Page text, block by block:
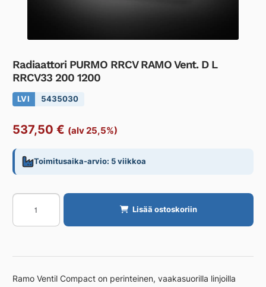
Radiaattori PURMO RRCV RAMO Vent. D L
RRCV33 200 1200
LVI 5435030
537,50 € (alv 25,5%)
Toimitusaika-arvio: 5 viikkoa
Radiaattori
PURMO
RRCV
Vent.
L
Lisää ostoskoriin
Ramo Ventil Compact on perinteinen, vaakasuorilla linjoilla